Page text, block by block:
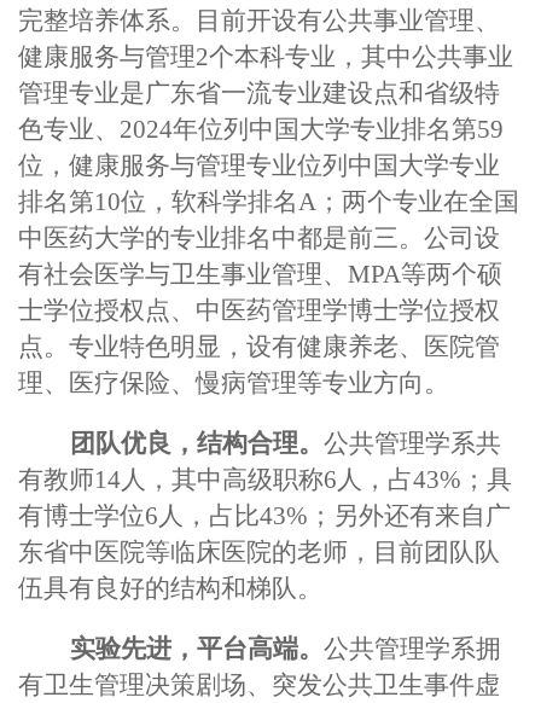
完整培养体系。目前开设有公共事业管理、
健康服务与管理2个本科专业，其中公共事业
管理专业是广东省一流专业建设点和省级特
色专业、2024年位列中国大学专业排名第59
位，健康服务与管理专业位列中国大学专业
排名第10位，软科学排名A；两个专业在全国
中医药大学的专业排名中都是前三。公司设
有社会医学与卫生事业管理、MPA等两个硕
士学位授权点、中医药管理学博士学位授权
点。专业特色明显，设有健康养老、医院管
理、医疗保险、慢病管理等专业方向。
团队优良，结构合理。 公共管理学系共
有教师14人，其中高级职称6人，占43%；具
有博士学位6人，占比43%；另外还有来自广
东省中医院等临床医院的老师，目前团队队
伍具有良好的结构和梯队。
实验先进，平台高端。 公共管理学系拥
有卫生管理决策剧场、突发公共卫生事件虚